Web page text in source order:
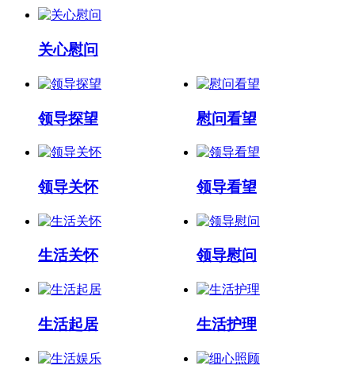
关心慰问
慰问看望
领导探望
领导看望
领导关怀
领导慰问
生活关怀
生活护理
生活起居